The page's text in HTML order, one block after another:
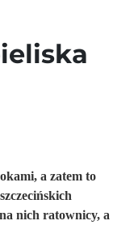
a zatem to
nich ratownicy, a